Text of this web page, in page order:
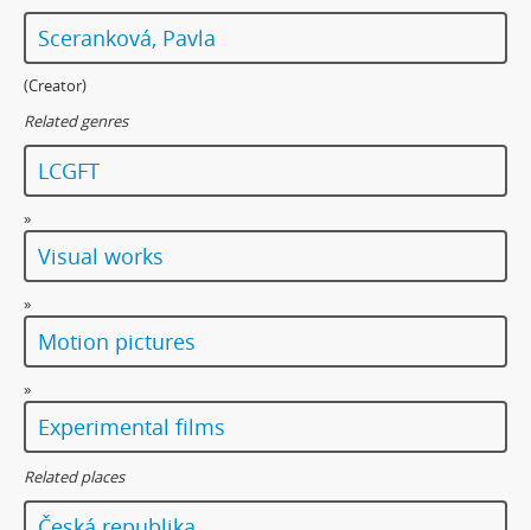
Sceranková, Pavla
(Creator)
Related genres
LCGFT
»
Visual works
»
Motion pictures
»
Experimental films
Related places